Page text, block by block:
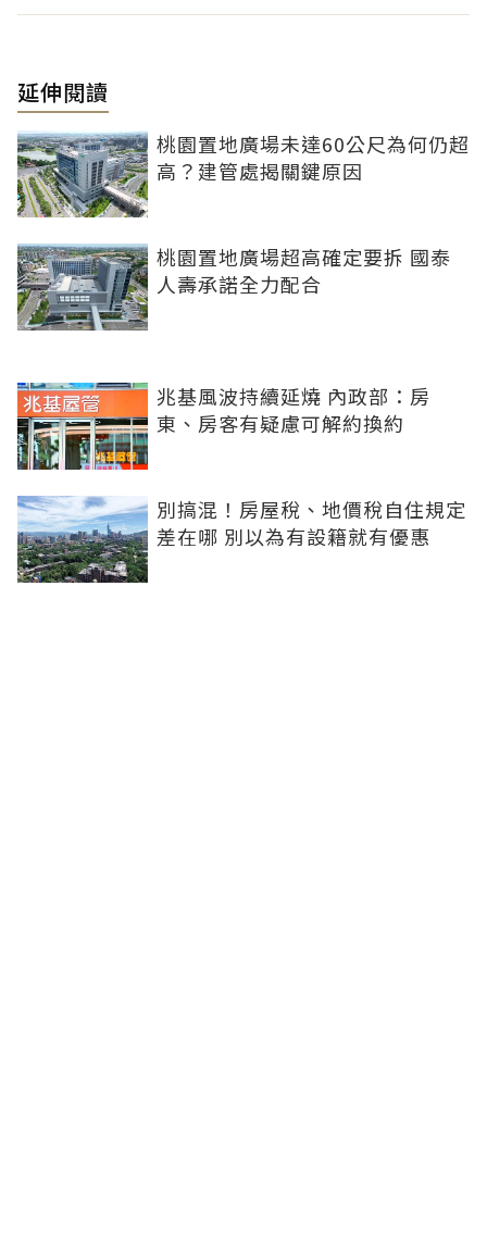
延伸閱讀
桃園置地廣場未達60公尺為何仍超
高？建管處揭關鍵原因
桃園置地廣場超高確定要拆 國泰
人壽承諾全力配合
兆基風波持續延燒 內政部：房
東、房客有疑慮可解約換約
別搞混！房屋稅、地價稅自住規定
差在哪 別以為有設籍就有優惠